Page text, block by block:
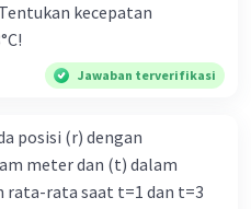
kecepatan
Jawaban terverifikasi
posisi (r) dengan
meter dan (t) dalam
rata-rata saat t=1 dan t=3